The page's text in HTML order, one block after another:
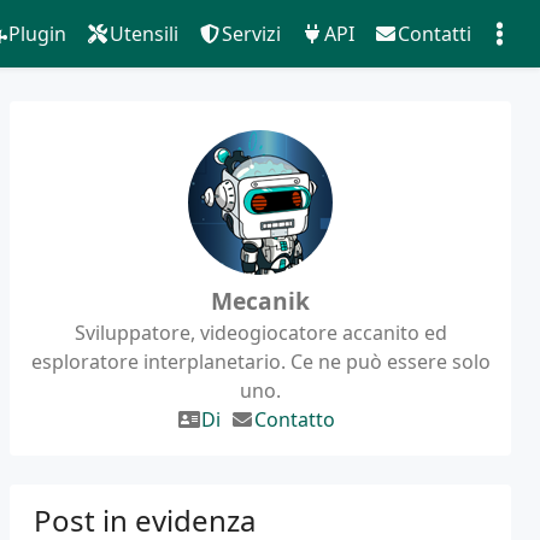
Plugin Utensili Servizi API Contatti
Mecanik
Sviluppatore, videogiocatore accanito ed
esploratore interplanetario. Ce ne può essere solo
uno.
Di
Contatto
Post in evidenza